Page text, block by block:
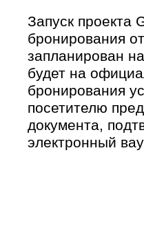
Запуск проекта
бронирования
запланирован
будет на
бронирования
посетителю
документа,
электронный